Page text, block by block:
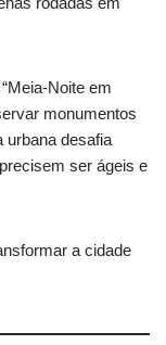
Noite em
monumentos
urbana desafia
ser ágeis e
a cidade